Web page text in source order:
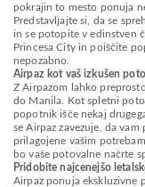
pokrajin to mesto ponuja
Predstavljajte si, da se
in se potopite v edinstven
Princesa City in poiščite
nepozabno.
Airpaz kot vaš izkušen
Z Airpazom lahko
do Manila. Kot spletni
popotnik išče nekaj
se Airpaz zavezuje, da
prilagojene vašim
bo vaše potovalne načrte
Pridobite najcenejšo
Airpaz ponuja ekskluzivne